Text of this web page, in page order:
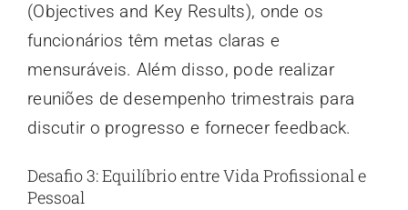
(Objectives and Key Results), onde os
funcionários têm metas claras e
mensuráveis. Além disso, pode realizar
reuniões de desempenho trimestrais para
discutir o progresso e fornecer feedback.
Desafio 3: Equilíbrio entre Vida Profissional e
Pessoal